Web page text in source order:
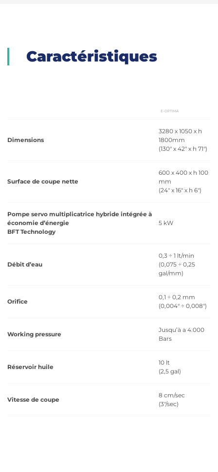
Caractéristiques
E-OPTIMA
Dimensions
3280 x 1050 x h
1800mm
(130" x 42" x h 71")
Surface de coupe nette
600 x 400 x h 100
mm
(24" x 16" x h 6")
Pompe servo multiplicatrice hybride intégrée à
économie d’énergie
BFT Technology
5 kW
Débit d’eau
0,3 ÷ 1 lt/min
(0,075 ÷ 0,25
gal/mm)
Orifice
0,1 ÷ 0,2 mm
(0,004" ÷ 0,008")
Working pressure
Jusqu’à a 4.000
Bars
Réservoir huile
10 lt
(2,5 gal)
Vitesse de coupe
8 cm/sec
(3"/sec)